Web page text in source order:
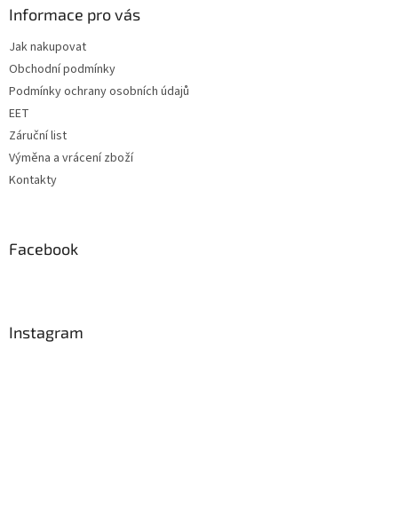
Informace pro vás
Jak nakupovat
Obchodní podmínky
Podmínky ochrany osobních údajů
EET
Záruční list
Výměna a vrácení zboží
Kontakty
Facebook
Instagram